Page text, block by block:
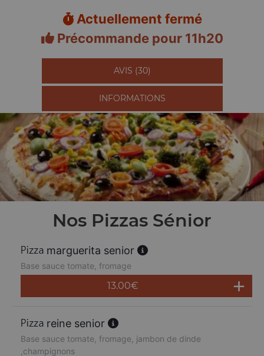
Actuellement fermé
Précommande pour 11h20
AVIS (30)
INFORMATIONS
Nos Pizzas Sénior
marguerita senior
Base sauce tomate, fromage
13.00€
reine senior
Base sauce tomate, fromage, jambon de dinde
,champignons